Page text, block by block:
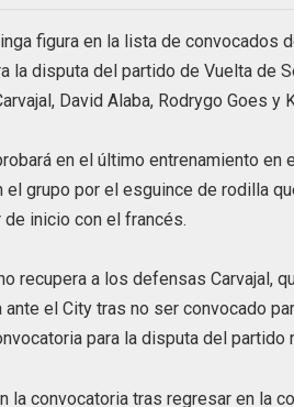
figura en la lista de
la disputa del partido de Vuelta de
David Alaba, Rodrygo Goes y
en el último entrenamiento
el grupo por el esguince de rodilla
de inicio con el francés.
recupera a los defensas Carvajal,
ante el City tras no ser convocado
para la disputa del partido
la convocatoria tras regresar en la